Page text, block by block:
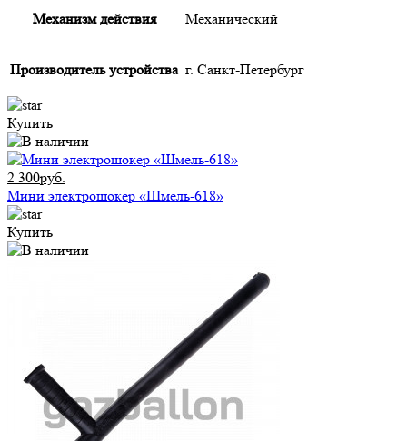
Механизм действия Механический
Производитель устройства г. Санкт-Петербург
Купить
2 300руб.
Мини электрошокер «Шмель-618»
Купить